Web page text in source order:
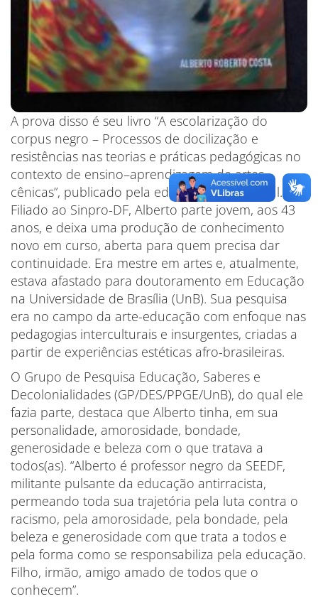
A prova disso é seu livro “A escolarização do
corpus negro – Processos de docilização e
resistências nas teorias e práticas pedagógicas no
contexto de ensino–aprendizagem de artes
cênicas”, publicado pela editora Paco Editorial.
Filiado ao Sinpro-DF, Alberto parte jovem, aos 43
anos, e deixa uma produção de conhecimento
novo em curso, aberta para quem precisa dar
continuidade. Era mestre em artes e, atualmente,
estava afastado para doutoramento em Educação
na Universidade de Brasília (UnB). Sua pesquisa
era no campo da arte-educação com enfoque nas
pedagogias interculturais e insurgentes, criadas a
partir de experiências estéticas afro-brasileiras.
O Grupo de Pesquisa Educação, Saberes e
Decolonialidades (GP/DES/PPGE/UnB), do qual ele
fazia parte, destaca que Alberto tinha, em sua
personalidade, amorosidade, bondade,
generosidade e beleza com o que tratava a
todos(as). “Alberto é professor negro da SEEDF,
militante pulsante da educação antirracista,
permeando toda sua trajetória pela luta contra o
racismo, pela amorosidade, pela bondade, pela
beleza e generosidade com que trata a todos e
pela forma como se responsabiliza pela educação.
Filho, irmão, amigo amado de todos que o
conhecem”.